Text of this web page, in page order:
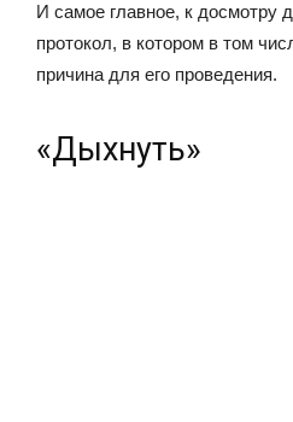
И самое главное, к досмотру
протокол, в котором в том
причина для его проведения.
«Дыхнуть»